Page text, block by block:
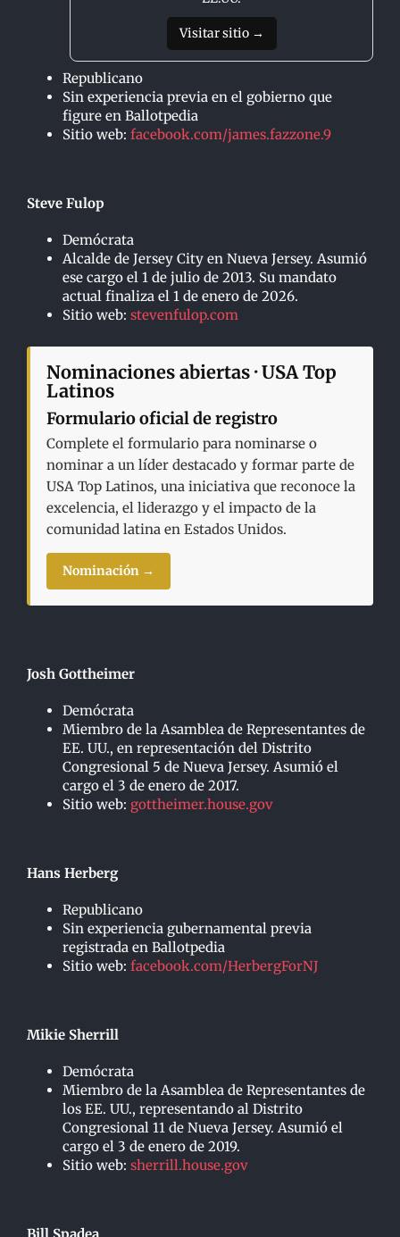
Visitar sitio →
Republicano
Sin experiencia previa en el gobierno que
figure en Ballotpedia
Sitio web: facebook.com/james.fazzone.9
Steve Fulop
Demócrata
Alcalde de Jersey City en Nueva Jersey. Asumió
ese cargo el 1 de julio de 2013. Su mandato
actual finaliza el 1 de enero de 2026.
Sitio web: stevenfulop.com
Nominaciones abiertas · USA Top
Latinos
Formulario oficial de registro
Complete el formulario para nominarse o
nominar a un líder destacado y formar parte de
USA Top Latinos, una iniciativa que reconoce la
excelencia, el liderazgo y el impacto de la
comunidad latina en Estados Unidos.
Nominación →
Josh Gottheimer
Demócrata
Miembro de la Asamblea de Representantes de
EE. UU., en representación del Distrito
Congresional 5 de Nueva Jersey. Asumió el
cargo el 3 de enero de 2017.
Sitio web: gottheimer.house.gov
Hans Herberg
Republicano
Sin experiencia gubernamental previa
registrada en Ballotpedia
Sitio web: facebook.com/HerbergForNJ
Mikie Sherrill
Demócrata
Miembro de la Asamblea de Representantes de
los EE. UU., representando al Distrito
Congresional 11 de Nueva Jersey. Asumió el
cargo el 3 de enero de 2019.
Sitio web: sherrill.house.gov